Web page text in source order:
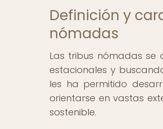
Definición y
nómadas
Las tribus nómadas se
estacionales y
les ha permitido
orientarse en vastas
sostenible.